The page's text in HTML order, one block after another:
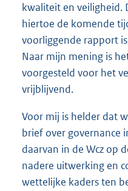
kwaliteit en veiligheid.
hiertoe de komende
voorliggende rapport
Naar mijn mening is
voorgesteld voor het
vrijblijvend.
Voor mij is helder dat
brief over governance
daarvan in de Wcz op
nadere uitwerking en
wettelijke kaders ten